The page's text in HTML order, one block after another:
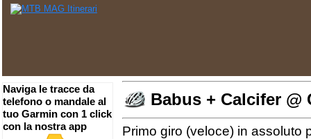
Babus + Calcifer @
Primo giro (veloce) in assoluto
Naviga le tracce da
telefono o mandale al
tuo Garmin con 1 click
con la nostra app